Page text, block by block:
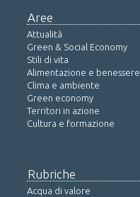
Aree
Attualità
Green & Social Economy
Stili di vita
Alimentazione e benessere
Clima e ambiente
Green economy
Territori in azione
Cultura e formazione
Rubriche
Acqua di valore